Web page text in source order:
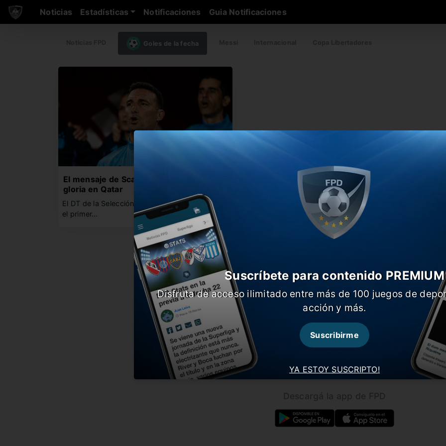
Noticias Estadísticas Notificaciones Guia Notificaciones
Goles de la fecha
El mensaje de Scaloni a un año de la
gloria en Qatar
El DT de la Selección dejó una emotiva frase en
el primer…
CARGAR MÁS NOTICIAS
YA ESTOY SUSCRIPTO!
Suscríbete para contenido PREMIUM
Disfruta de acceso ilimitado entre más de 100 juegos de
acción y más.
Suscribirme